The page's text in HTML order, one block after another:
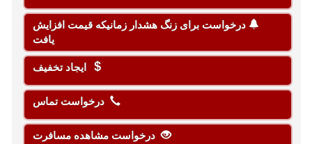
درخواست برای زنگ هشدار زمانیکه قیمت افزایش
یافت
ایجاد تخفیف
درخواست تماس
درخواست مشاهده مسافرت